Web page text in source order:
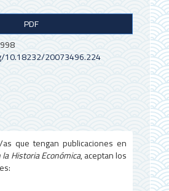
PDF
10.18232/20073496.224
que tengan publicaciones en
Historia Económica, aceptan los